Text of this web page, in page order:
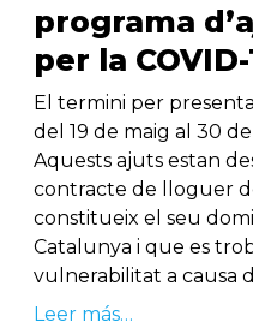
programa
per la COVID-
El termini per
del 19 de maig al 30
Aquests ajuts estan
contracte de lloguer
constitueix el seu
Catalunya i que es
vulnerabilitat a causa
Leer más…